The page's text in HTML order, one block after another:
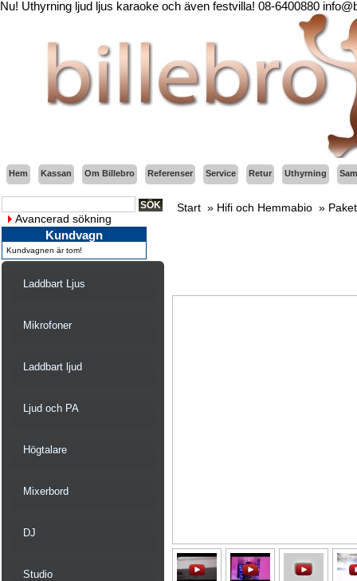
Nu! Uthyrning ljud ljus karaoke och även festvilla! 08-6400880
Hem Kassan Om Billebro Referenser Service Retur Uthyrning
Avancerad sökning
Kundvagn
Kundvagnen är tom!
Laddbart Ljus
Mikrofoner
Laddbart ljud
Ljud och PA
Högtalare
Mixerbord
DJ
Studio
Start » Hifi och Hemmabio »